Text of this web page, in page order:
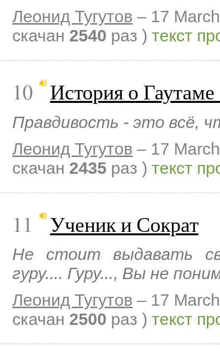
Леонид Тугутов – 17
скачан 2540 раз ) текст
10 История о
Правдивость - это всё,
Леонид Тугутов – 17
скачан 2435 раз ) текст
11 Ученик и Сократ
Не стоит выдавать
гуру.... Гуру..., Вы не
Леонид Тугутов – 17
скачан 2500 раз ) текст